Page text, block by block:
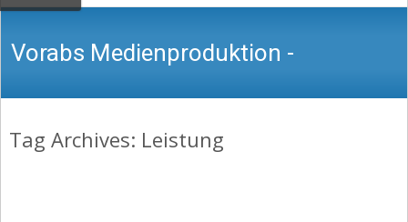
Vorabs Medienproduktion -
Nachrichten, Texte, Podcast, O-Töne,
Tag Archives: Leistung